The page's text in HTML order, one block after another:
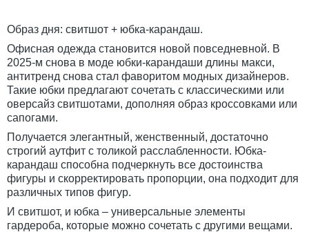
Образ дня: свитшот + юбка-карандаш.
Офисная одежда становится новой повседневной. В
2025-м снова в моде юбки-карандаши длины макси,
антитренд снова стал фаворитом модных дизайнеров.
Такие юбки предлагают сочетать с классическими или
оверсайз свитшотами, дополняя образ кроссовками или
сапогами.
Получается элегантный, женственный, достаточно
строгий аутфит с толикой расслабленности. Юбка-
карандаш способна подчеркнуть все достоинства
фигуры и скорректировать пропорции, она подходит для
различных типов фигур.
И свитшот, и юбка – универсальные элементы
гардероба, которые можно сочетать с другими вещами.